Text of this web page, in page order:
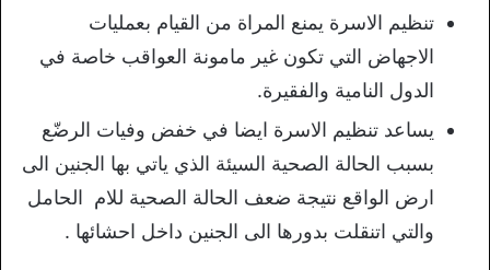
تنظيم الاسرة يمنع المراة من القيام بعمليات
الاجهاض التي تكون غير مامونة العواقب خاصة في
الدول النامية والفقيرة.
يساعد تنظيم الاسرة ايضا في خفض وفيات الرضّع
بسبب الحالة الصحية السيئة الذي ياتي بها الجنين الى
ارض الواقع نتيجة ضعف الحالة الصحية للام الحامل
والتي اتنقلت بدورها الى الجنين داخل احشائها .